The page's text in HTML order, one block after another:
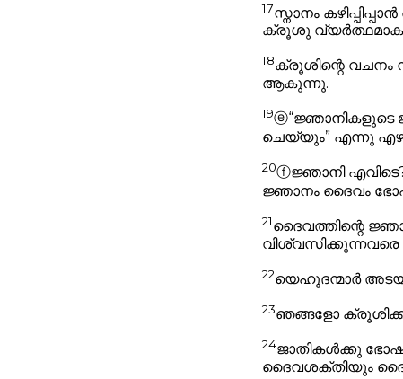
17സ്നാനം
ക്രൂശു
18ക്രൂശിന്റെ
ആകുന്നു.
19ⓔ“ജ്ഞാനികളുടെ
ചെയ്യും” എന്നു
20ⓕജ്ഞാനി
ജ്ഞാനം ദൈവം
21ദൈവത്തിന്റെ
വിശ്വസിക്കുന്നവരെ
22യെഹൂദന്മാർ
23ഞങ്ങളോ
24ജാതികൾക്കു
ദൈവശക്തിയും